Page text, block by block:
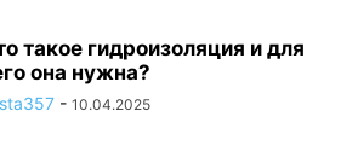
такое гидроизоляция и для
она нужна?
- 10.04.2025